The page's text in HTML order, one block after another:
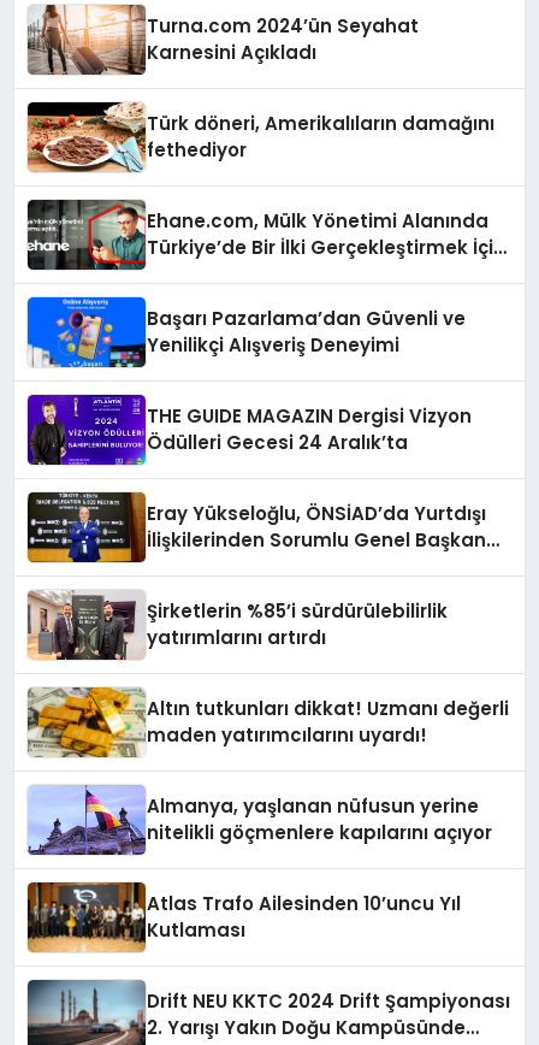
Turna.com 2024’ün Seyahat
Karnesini Açıkladı
Türk döneri, Amerikalıların damağını
fethediyor
Ehane.com, Mülk Yönetimi Alanında
Türkiye’de Bir İlki Gerçekleştirmek İçin
Başarı Pazarlama’dan Güvenli ve
Yenilikçi Alışveriş Deneyimi
THE GUIDE MAGAZIN Dergisi Vizyon
Ödülleri Gecesi 24 Aralık’ta
Eray Yükseloğlu, ÖNSİAD’da Yurtdışı
İlişkilerinden Sorumlu Genel Başkan
Şirketlerin %85’i sürdürülebilirlik
yatırımlarını artırdı
Altın tutkunları dikkat! Uzmanı değerli
maden yatırımcılarını uyardı!
Almanya, yaşlanan nüfusun yerine
nitelikli göçmenlere kapılarını açıyor
Atlas Trafo Ailesinden 10’uncu Yıl
Kutlaması
Drift NEU KKTC 2024 Drift Şampiyonası
2. Yarışı Yakın Doğu Kampüsünde